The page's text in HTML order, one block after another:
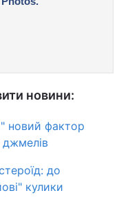
новини:
новий фактор
джмелів
до
кулики